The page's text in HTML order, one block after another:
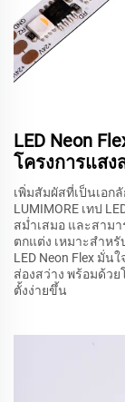
LED Neon
โครงการแสง
เพิ่มสัมผัสที่เป็นเอก
LUMIMORE เทป
สม่ำเสมอ และสาม
ตกแต่ง เหมาะสำหรั
LED Neon Flex มั่
ส่องสว่าง พร้อมด้ว
ตั้งง่ายขึ้น